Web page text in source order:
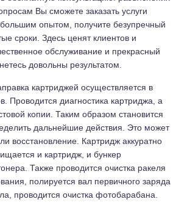
Вы сможете заказать услуги
опытом, получите безупречный
сроки. Здесь ценят клиентов и
обслуживание и прекрасный
довольны результатом.
картриджей осуществляется в
Проводится диагностика картриджа, а
копии. Таким образом становится
дальнейшие действия. Это может
восстановление. Картридж аккуратно
и картридж, и бункер
Также проводится очистка ракеля
полируется вал первичного заряда
проводится очистка фотобарабана.